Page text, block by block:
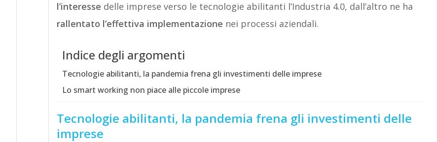
l’interesse delle imprese verso le tecnologie abilitanti l’Industria 4.0, dall’altro ne ha
rallentato l’effettiva implementazione nei processi aziendali.
Indice degli argomenti
Tecnologie abilitanti, la pandemia frena gli investimenti delle imprese
Lo smart working non piace alle piccole imprese
Tecnologie abilitanti, la pandemia frena gli investimenti delle
imprese